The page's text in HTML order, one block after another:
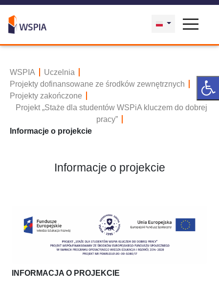
WSPIA
Uczelnia
Projekty dofinansowane ze środków zewnętrznych
Projekty zakończone
Projekt „Staże dla studentów WSPiA kluczem do dobrej
pracy”
Informacje o projekcie
Informacje o projekcie
INFORMACJA O PROJEKCIE